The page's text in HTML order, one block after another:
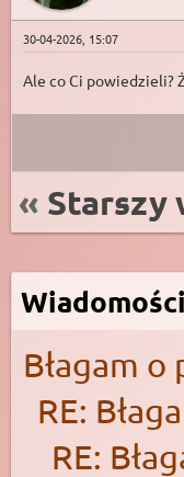
30-04-2026, 15:07
Ale co Ci powiedzieli?
« Starszy
Błagam o
RE:
RE: